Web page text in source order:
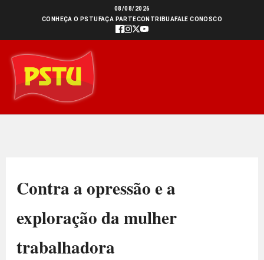
conteúdo
08/08/2026
CONHEÇA O PSTU FAÇA PARTECONTRIBUAFALE CONOSCO
Contra a opressão e a
exploração da mulher
trabalhadora